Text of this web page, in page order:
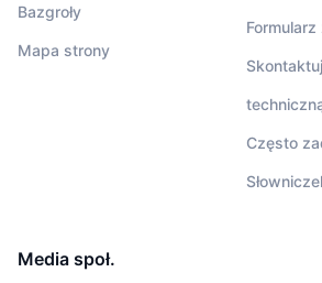
Bazgroły
Mapa strony
Często
Media społ.